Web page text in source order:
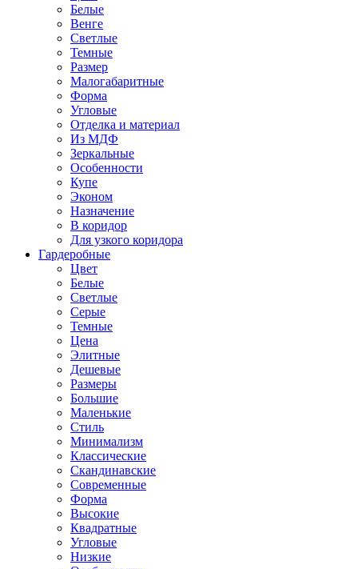
Белые
Венге
Светлые
Темные
Размер
Малогабаритные
Форма
Угловые
Отделка и материал
Из МДФ
Зеркальные
Особенности
Купе
Эконом
Назначение
В коридор
Для узкого коридора
Гардеробные
Цвет
Белые
Светлые
Серые
Темные
Цена
Элитные
Дешевые
Размеры
Большие
Маленькие
Стиль
Минимализм
Классические
Скандинавские
Современные
Форма
Высокие
Квадратные
Угловые
Низкие